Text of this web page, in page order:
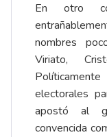
En otro
nombres
Viriato,
electorales
apostó al
convencida